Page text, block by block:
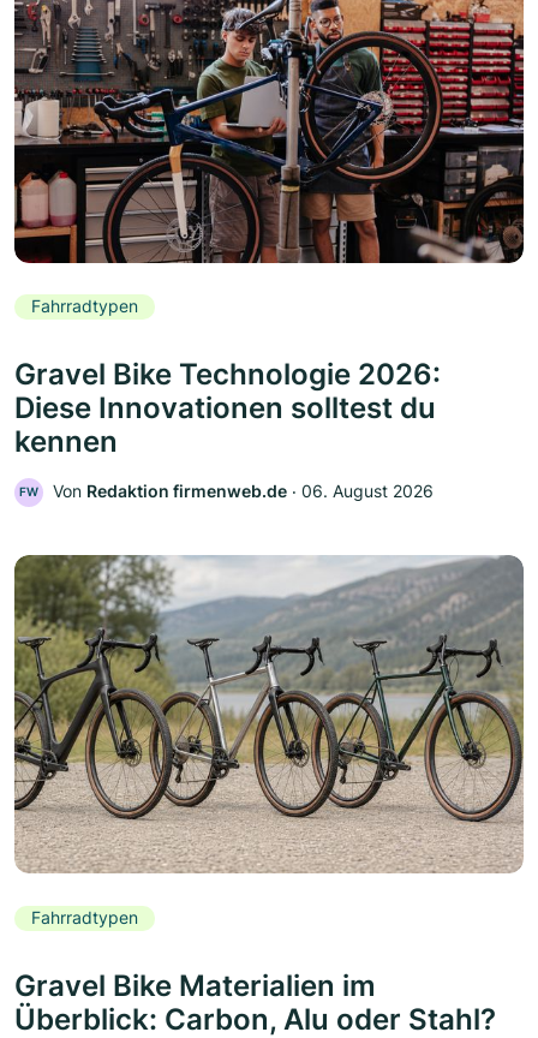
Fahrradtypen
Gravel Bike Technologie 2026:
Diese Innovationen solltest du
kennen
FW Von Redaktion firmenweb.de ‧ 06. August 2026
Fahrradtypen
Gravel Bike Materialien im
Überblick: Carbon, Alu oder Stahl?